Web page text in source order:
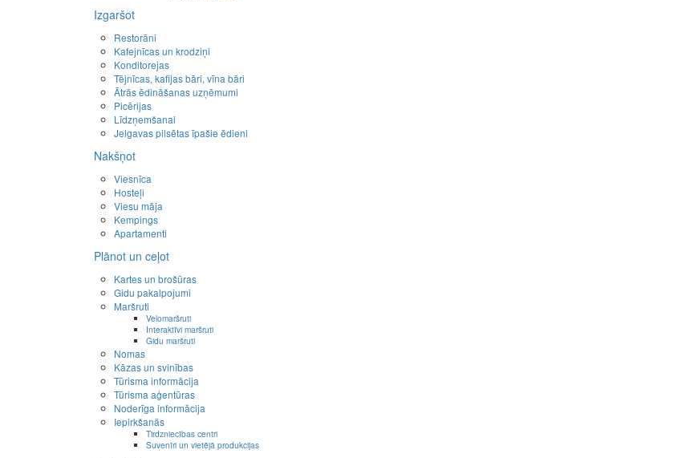
Izgaršot
Restorāni
Kafejnīcas un krodziņi
Konditorejas
Tējnīcas, kafijas bāri, vīna bāri
Ātrās ēdināšanas uzņēmumi
Picērijas
Līdzņemšanai
Jelgavas pilsētas īpašie ēdieni
Nakšņot
Viesnīca
Hosteļi
Viesu māja
Kempings
Apartamenti
Plānot un ceļot
Kartes un brošūras
Gidu pakalpojumi
Maršruti
Velomaršruti
Interaktīvi maršruti
Gidu maršruti
Nomas
Kāzas un svinības
Tūrisma informācija
Tūrisma aģentūras
Noderīga informācija
Iepirkšanās
Tirdzniecības centri
Suvenīri un vietējā produkcijas